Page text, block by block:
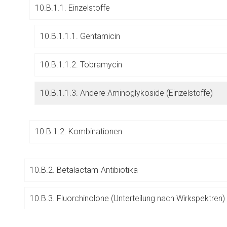
10.B.1.1. Einzelstoffe
10.B.1.1.1. Gentamicin
10.B.1.1.2. Tobramycin
10.B.1.1.3. Andere Aminoglykoside (Einzelstoffe)
10.B.1.2. Kombinationen
10.B.2. Betalactam-Antibiotika
10.B.3. Fluorchinolone (Unterteilung nach Wirkspektren)
Betreiber